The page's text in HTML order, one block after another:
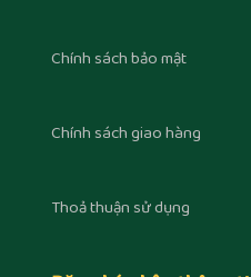
Chính sách bảo mật
Chính sách giao hàng
Thoả thuận sử dụng